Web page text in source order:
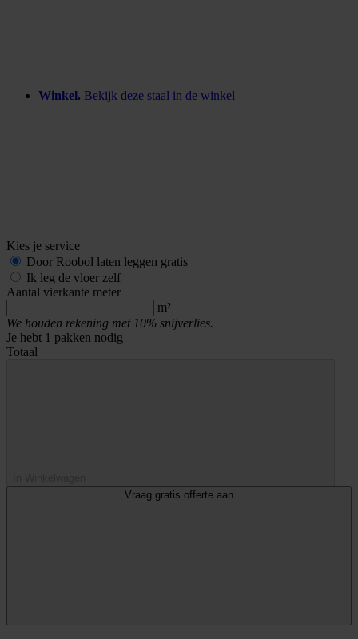
Winkel. Bekijk deze staal in de winkel
Kies je service
Door Roobol laten leggen gratis
Ik leg de vloer zelf
Aantal vierkante meter
m²
We houden rekening met 10% snijverlies.
Je hebt 1 pakken nodig
Totaal
Vraag gratis offerte aan